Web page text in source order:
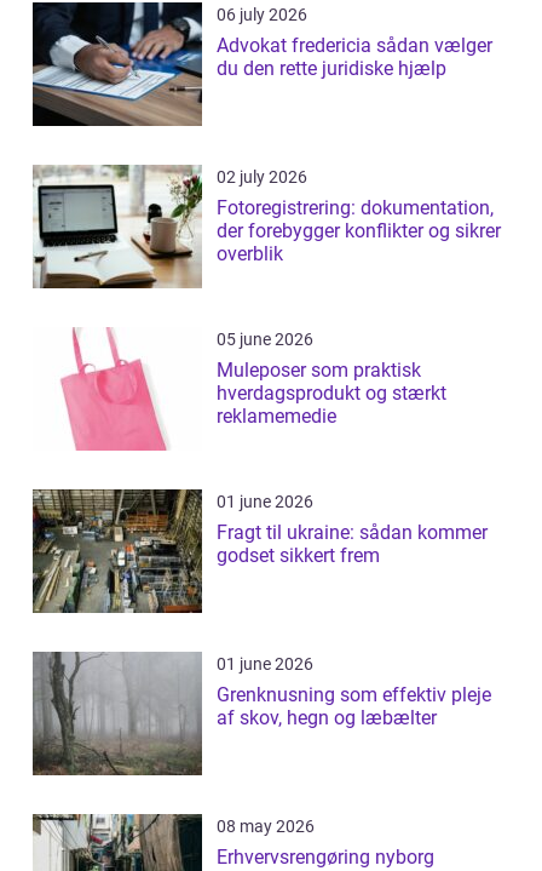
06 july 2026
Advokat fredericia sådan vælger
du den rette juridiske hjælp
02 july 2026
Fotoregistrering: dokumentation,
der forebygger konflikter og sikrer
overblik
05 june 2026
Muleposer som praktisk
hverdagsprodukt og stærkt
reklamemedie
01 june 2026
Fragt til ukraine: sådan kommer
godset sikkert frem
01 june 2026
Grenknusning som effektiv pleje
af skov, hegn og læbælter
08 may 2026
Erhvervsrengøring nyborg